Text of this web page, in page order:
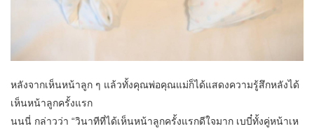
หลังจากเห็นหน้าลูก ๆ แล้วทั้งคุณพ่อคุณแม่ก็ได้แสดงความรู้สึกหลังได้
เห็นหน้าลูกครั้งแรก
นนนี่ กล่าวว่า “วินาทีที่ได้เห็นหน้าลูกครั้งแรกดีใจมาก เบบี๋ทั้งคู่หน้าเห